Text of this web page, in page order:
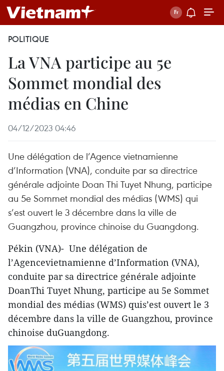
POLITIQUE
La VNA participe au 5e
Sommet mondial des
médias en Chine
04/12/2023 04:46
Une délégation de l’Agence vietnamienne
d’Information (VNA), conduite par sa directrice
générale adjointe Doan Thi Tuyet Nhung, participe
au 5e Sommet mondial des médias (WMS) qui
s’est ouvert le 3 décembre dans la ville de
Guangzhou, province chinoise du Guangdong.
Pékin (VNA)- Une délégation de
l’Agencevietnamienne d’Information (VNA),
conduite par sa directrice générale adjointe
DoanThi Tuyet Nhung, participe au 5e Sommet
mondial des médias (WMS) quis’est ouvert le 3
décembre dans la ville de Guangzhou, province
chinoise duGuangdong.